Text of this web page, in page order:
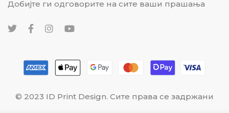
Добијте ги одговорите на сите ваши прашања
© 2023 ID Print Design. Сите права се задржани